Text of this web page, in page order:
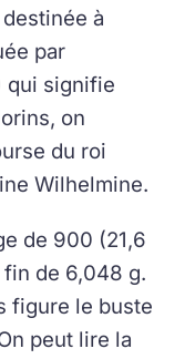
à
par
qui signifie
on
du roi
Wilhelmine.
de 900 (21,6
fin de 6,048 g.
figure le buste
peut lire la